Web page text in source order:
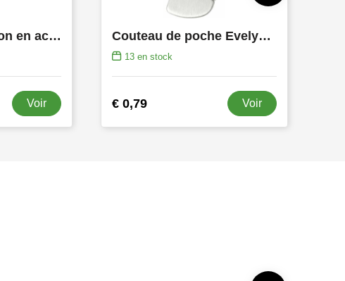
Canif multifonction en acier inoxydable Carol
Voir
Couteau de poche Evelyn | Acier inoxydable | Avec verrouillage
13 en stock
€ 0,79 Voir